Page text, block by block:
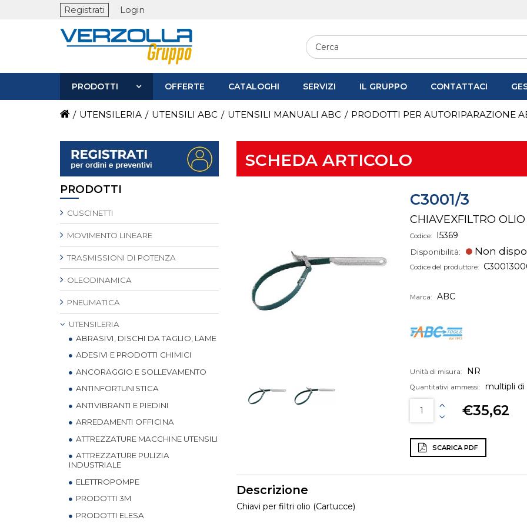
Registrati Login
PRODOTTI OFFERTE CATALOGHI SERVIZI IL GRUPPO CONTATTACI
/ UTENSILERIA / UTENSILI ABC / UTENSILI MANUALI ABC / PRODOTTI PER AUTORIPARAZIONE
PRODOTTI
CUSCINETTI
MOVIMENTO LINEARE
TRASMISSIONI DI POTENZA
OLEODINAMICA
PNEUMATICA
UTENSILERIA
ABRASIVI, DISCHI DA TAGLIO, LAME
ADESIVI E PRODOTTI CHIMICI
ANCORAGGIO E SOLLEVAMENTO
ANTINFORTUNISTICA
ANTIVIBRANTI E PIEDINI
ARREDAMENTI OFFICINA
ATTREZZATURE MACCHINE UTENSILI
ATTREZZATURE PULIZIA
INDUSTRIALE
ELETTROPOMPE
PRODOTTI 3M
PRODOTTI ELESA
SCHEDA ARTICOLO
C3001/3
CHIAVEXFILTRO
Codice: I5369
Disponibilità: Non
Codice del produttore:
Marca: ABC
Unità di misura: NR
Quantitativi ammessi: multipli di
€35,62
SCARICA PDF
Descrizione
Chiavi per filtri olio (Cartucce)